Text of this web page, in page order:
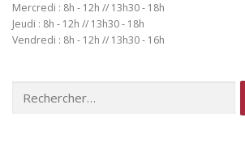
Mercredi : 8h - 12h // 13h30 - 18h
Jeudi : 8h - 12h // 13h30 - 18h
Vendredi : 8h - 12h // 13h30 - 16h